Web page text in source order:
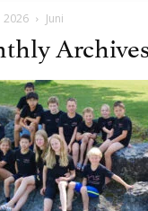
2026 Juni